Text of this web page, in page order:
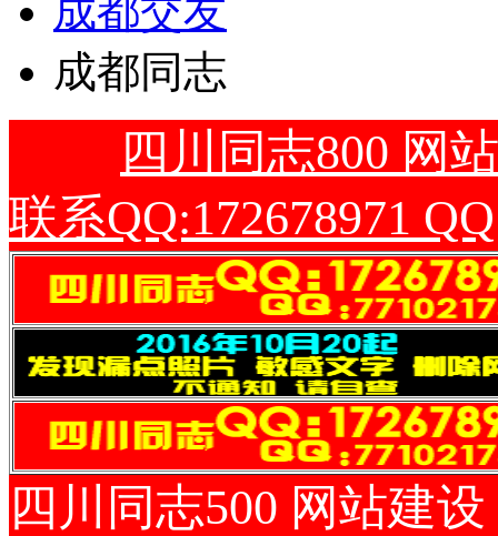
成都交友
成都同志
四川同志800 网
联系QQ:172678971
四川同志500 网站建